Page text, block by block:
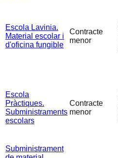
Escola Lavinia.
Material escolar i
d'oficina fungible
Contracte
menor
Escola
Pràctiques.
Subministraments
escolars
Contracte
menor
Subministrament